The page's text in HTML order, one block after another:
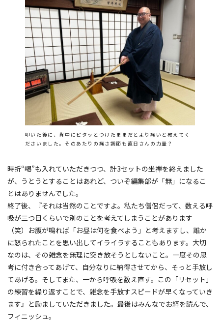
叩いた後に、背中にピタッとつけたままだとより痛いと教えてく
ださいました。そのあたりの痛さ調節も直日さんの力量？
時折“喝”も入れていただきつつ、計3セットの坐禅を終えました
が、うとうとすることはあれど、ついぞ編集部が「無」になるこ
とはありませんでした。
終了後、『それは当然のことですよ。私たち僧侶だって、数える呼
吸が三つ目くらいで別のことを考えてしまうことがあります
（笑）お腹が鳴れば「お昼は何を食べよう」と考えますし、誰か
に怒られたことを思い出してイライラすることもあります。大切
なのは、その雑念を無理に突き放そうとしないこと。一度その思
考に付き合ってあげて、自分なりに納得させてから、そっと手放し
てあげる。そしてまた、一から呼吸を数え直す。この「リセット」
の練習を繰り返すことで、雑念を手放すスピードが早くなっていき
ます』と励ましていただきました。最後はみんなでお経を読んで、
フィニッシュ。